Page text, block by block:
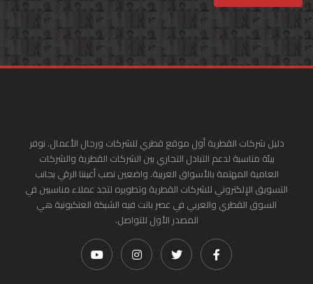
دليل شركات القطرية أول موقع قطري للشركات ورجال الأعمال. نوفر
بيئة مناسبة لدعم التبادل التجاري بين الشركات القطرية والشركات
العامية المهتمة بالأسواق العربية. واضعين نصب أعيننا الرقي بجانب
التسويق الإلكتروني للشركات القطرية وتطويره لتجد عملاء مناسبين في
السوق القطري والعربي في عصر باتت فيه الشبكة العنكبونية هي
المصدر الأول للتواصل.